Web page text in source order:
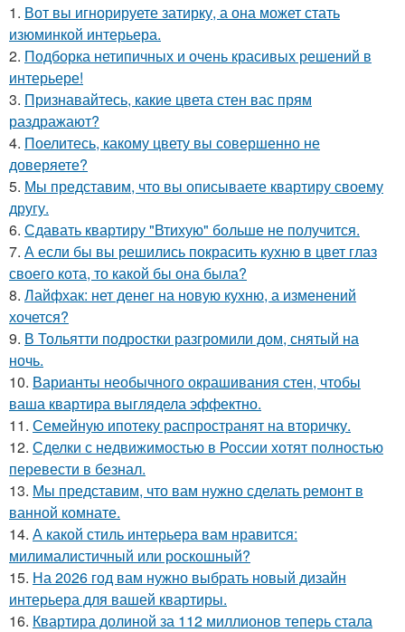
1. Вот вы игнорируете затирку, а она может стать
изюминкой интерьера.
2. Подборка нетипичных и очень красивых решений в
интерьере!
3. Признавайтесь, какие цвета стен вас прям
раздражают?
4. Поелитесь, какому цвету вы совершенно не
доверяете?
5. Мы представим, что вы описываете квартиру своему
другу.
6. Сдавать квартиру "Втихую" больше не получится.
7. А если бы вы решились покрасить кухню в цвет глаз
своего кота, то какой бы она была?
8. Лайфхак: нет денег на новую кухню, а изменений
хочется?
9. В Тольятти подростки разгромили дом, снятый на
ночь.
10. Варианты необычного окрашивания стен, чтобы
ваша квартира выглядела эффектно.
11. Семейную ипотеку распространят на вторичку.
12. Сделки с недвижимостью в России хотят полностью
перевести в безнал.
13. Мы представим, что вам нужно сделать ремонт в
ванной комнате.
14. А какой стиль интерьера вам нравится:
милималистичный или роскошный?
15. На 2026 год вам нужно выбрать новый дизайн
интерьера для вашей квартиры.
16. Квартира долиной за 112 миллионов теперь стала